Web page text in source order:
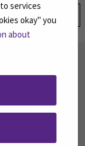
services
okay" you
about
ja